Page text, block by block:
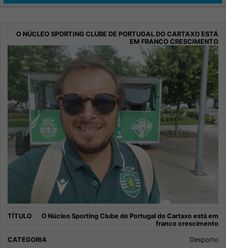
O Núcleo Sporting Clube de Portugal do Cartaxo está em
franco crescimento
Desporto